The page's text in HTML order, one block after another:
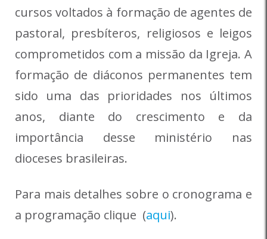
cursos voltados à formação de agentes de
pastoral, presbíteros, religiosos e leigos
comprometidos com a missão da Igreja. A
formação de diáconos permanentes tem
sido uma das prioridades nos últimos
anos, diante do crescimento e da
importância desse ministério nas
dioceses brasileiras.
Para mais detalhes sobre o cronograma e
a programação clique (aqui).